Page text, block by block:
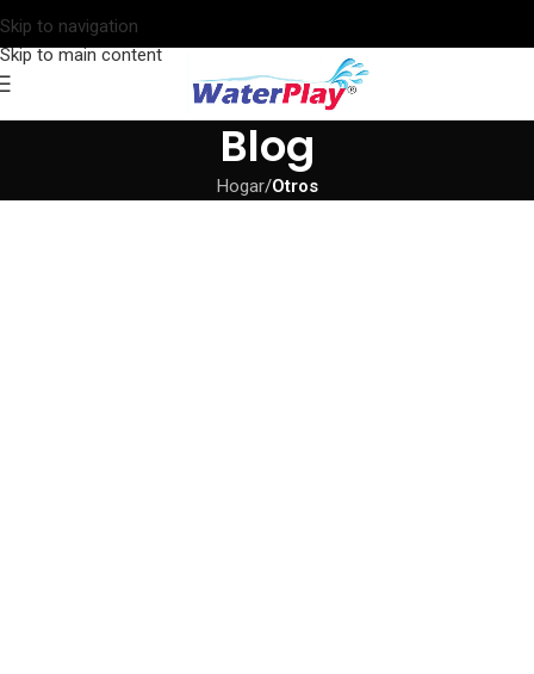
Skip to navigation
Skip to main content
Blog
Hogar/Otros